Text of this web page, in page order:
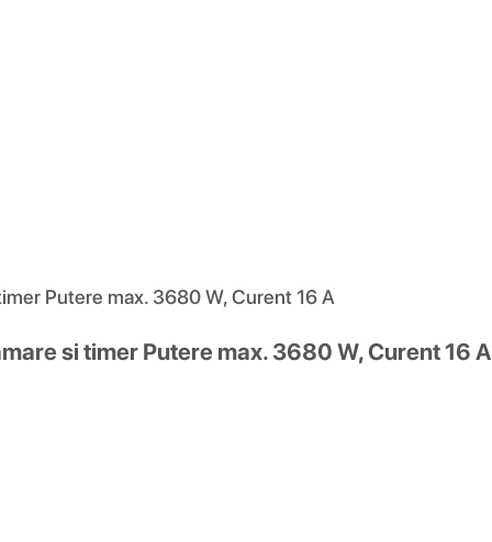
Putere max. 3680 W, Curent 16 A
si timer Putere max. 3680 W, Curent 16 A